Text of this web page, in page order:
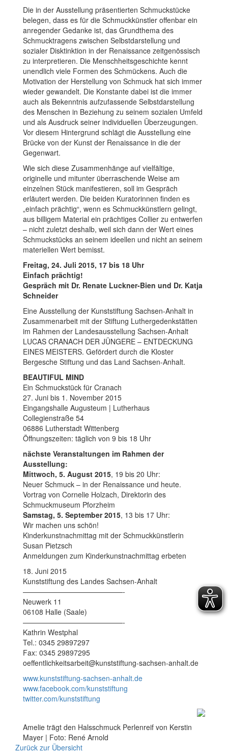
Die in der Ausstellung präsentierten Schmuckstücke
belegen, dass es für die Schmuckkünstler offenbar ein
anregender Gedanke ist, das Grundthema des
Schmucktragens zwischen Selbstdarstellung und
sozialer Disktinktion in der Renaissance zeitgenössisch
zu interpretieren. Die Menschheitsgeschichte kennt
unendlich viele Formen des Schmückens. Auch die
Motivation der Herstellung von Schmuck hat sich immer
wieder gewandelt. Die Konstante dabei ist die immer
auch als Bekenntnis aufzufassende Selbstdarstellung
des Menschen in Beziehung zu seinem sozialen Umfeld
und als Ausdruck seiner individuellen Überzeugungen.
Vor diesem Hintergrund schlägt die Ausstellung eine
Brücke von der Kunst der Renaissance in die der
Gegenwart.
Wie sich diese Zusammenhänge auf vielfältige,
originelle und mitunter überraschende Weise am
einzelnen Stück manifestieren, soll im Gespräch
erläutert werden. Die beiden Kuratorinnen finden es
„einfach prächtig“, wenn es Schmuckkünstlern gelingt,
aus billigem Material ein prächtiges Collier zu entwerfen
– nicht zuletzt deshalb, weil sich dann der Wert eines
Schmuckstücks an seinem ideellen und nicht an seinem
materiellen Wert bemisst.
Freitag, 24. Juli 2015, 17 bis 18 Uhr
Einfach prächtig!
Gespräch mit Dr. Renate Luckner-Bien und Dr. Katja
Schneider
Eine Ausstellung der Kunststiftung Sachsen-Anhalt in
Zusammenarbeit mit der Stiftung Luthergedenkstätten
im Rahmen der Landesausstellung Sachsen-Anhalt
LUCAS CRANACH DER JÜNGERE – ENTDECKUNG
EINES MEISTERS. Gefördert durch die Kloster
Bergesche Stiftung und das Land Sachsen-Anhalt.
BEAUTIFUL MIND
Ein Schmuckstück für Cranach
27. Juni bis 1. November 2015
Eingangshalle Augusteum | Lutherhaus
Collegienstraße 54
06886 Lutherstadt Wittenberg
Öffnungszeiten: täglich von 9 bis 18 Uhr
nächste Veranstaltungen im Rahmen der
Ausstellung:
Mittwoch, 5. August 2015, 19 bis 20 Uhr:
Neuer Schmuck – in der Renaissance und heute.
Vortrag von Cornelie Holzach, Direktorin des
Schmuckmuseum Pforzheim
Samstag, 5. September 2015, 13 bis 17 Uhr:
Wir machen uns schön!
Kinderkunstnachmittag mit der Schmuckkünstlerin
Susan Pietzsch
Anmeldungen zum Kinderkunstnachmittag erbeten
18. Juni 2015
Kunststiftung des Landes Sachsen-Anhalt
——————————————-
Neuwerk 11
06108 Halle (Saale)
——————————————-
Kathrin Westphal
Tel.: 0345 29897297
Fax: 0345 29897295
oeffentlichkeitsarbeit@kunststiftung-sachsen-anhalt.de
www.kunststiftung-sachsen-anhalt.de
www.facebook.com/kunststiftung
twitter.com/kunststiftung
Amelie trägt den Halsschmuck Perlenreif von Kerstin
Mayer | Foto: René Arnold
Zurück zur Übersicht